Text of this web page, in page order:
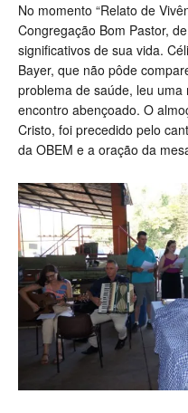
No momento “Relato de
Congregação Bom Pastor,
significativos de sua vida.
Bayer, que não pôde
problema de saúde, leu
encontro abençoado. O
Cristo, foi precedido pelo
da OBEM e a oração da